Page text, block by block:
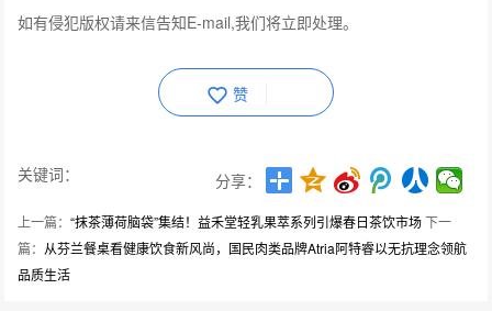
如有侵犯版权请来信告知E-mail,我们将立即处理。
赞
关键词： 分享：
上一篇：“抹茶薄荷脑袋”集结！益禾堂轻乳果萃系列引爆春日茶饮市场下一
篇： 从芬兰餐桌看健康饮食新风尚，国民肉类品牌Atria阿特睿以无抗理念领航
品质生活